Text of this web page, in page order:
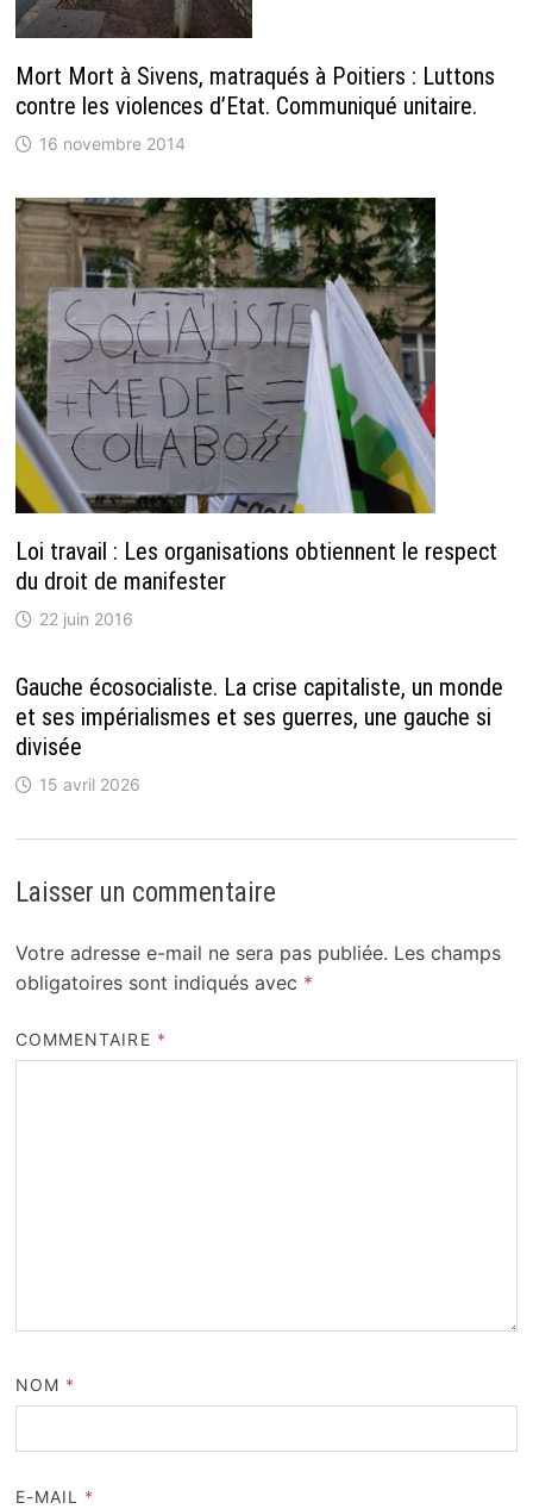
Mort Mort à Sivens, matraqués à Poitiers : Luttons
contre les violences d’Etat. Communiqué unitaire.
16 novembre 2014
Loi travail : Les organisations obtiennent le respect
du droit de manifester
22 juin 2016
Gauche écoso­cia­liste. La crise capi­ta­liste, un monde
et ses impé­ria­lismes et ses guerres, une gauche si
divi­sée
15 avril 2026
Laisser un commentaire
Votre adresse e-mail ne sera pas publiée. Les champs
obligatoires sont indiqués avec *
COMMENTAIRE *
NOM *
E-MAIL *